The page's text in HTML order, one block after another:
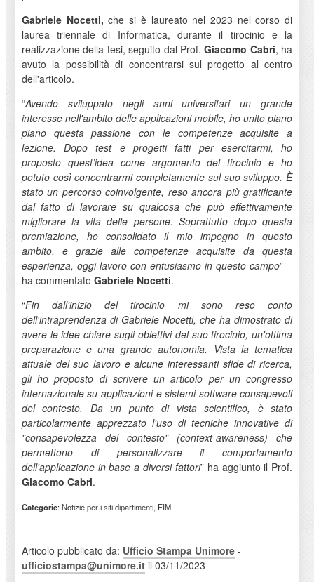
Gabriele Nocetti, che si è laureato nel 2023 nel corso di
laurea triennale di Informatica, durante il tirocinio e la
realizzazione della tesi, seguito dal Prof.Giacomo Cabri, ha
avuto la possibilità di concentrarsi sul progetto al centro
dell'articolo.
“Avendo sviluppato negli anni universitari un grande
interesse nell'ambito delle applicazioni mobile, ho unito piano
piano questa passione con le competenze acquisite a
lezione. Dopo test e progetti fatti per esercitarmi, ho
proposto quest’idea come argomento del tirocinio e ho
potuto così concentrarmi completamente sul suo sviluppo. È
stato un percorso coinvolgente, reso ancora più gratificante
dal fatto di lavorare su qualcosa che può effettivamente
migliorare la vita delle persone. Soprattutto dopo questa
premiazione, ho consolidato il mio impegno in questo
ambito, e grazie alle competenze acquisite da questa
esperienza, oggi lavoro con entusiasmo in questo campo” –
ha commentato Gabriele Nocetti.
“Fin dall'inizio del tirocinio mi sono reso conto
dell'intraprendenza di Gabriele Nocetti, che ha dimostrato di
avere le idee chiare sugli obiettivi del suo tirocinio, un'ottima
preparazione e una grande autonomia. Vista la tematica
attuale del suo lavoro e alcune interessanti sfide di ricerca,
gli ho proposto di scrivere un articolo per un congresso
internazionale su applicazioni e sistemi software consapevoli
del contesto. Da un punto di vista scientifico, è stato
particolarmente apprezzato l'uso di tecniche innovative di
"consapevolezza del contesto" (context-awareness) che
permettono di personalizzare il comportamento
dell'applicazione in base a diversi fattori” ha aggiunto il Prof.
Giacomo Cabri.
Categorie: Notizie per i siti dipartimenti, FIM
Articolo pubblicato da: Ufficio Stampa Unimore-
ufficiostampa@unimore.itil 03/11/2023